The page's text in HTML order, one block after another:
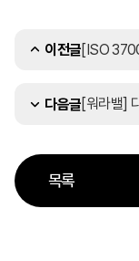
이전글
다음글
목록